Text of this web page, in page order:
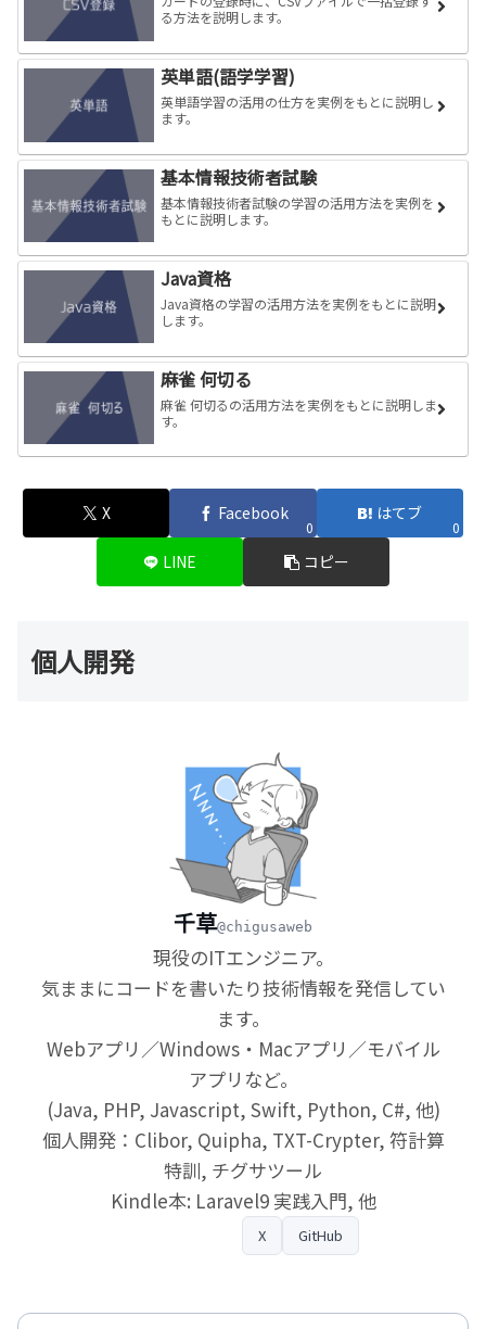
る方法を説明します。
英単語(語学学習)
英単語学習の活用の仕方を実例をもとに説明し
ます。
基本情報技術者試験
基本情報技術者試験の学習の活用方法を実例を
もとに説明します。
Java資格
Java資格の学習の活用方法を実例をもとに説明
します。
麻雀 何切る
麻雀 何切るの活用方法を実例をもとに説明しま
す。
X Facebook
0
はてブ
0
LINE コピー
個人開発
千草@chigusaweb
現役のITエンジニア。
気ままにコードを書いたり技術情報を発信してい
ます。
Webアプリ／Windows・Macアプリ／モバイル
アプリなど。
(Java, PHP, Javascript, Swift, Python, C#, 他)
個人開発：Clibor, Quipha, TXT-Crypter, 符計算
特訓, チグサツール
Kindle本: Laravel9 実践入門, 他
X GitHub